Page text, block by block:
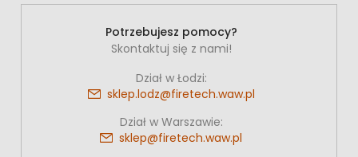
Potrzebujesz pomocy?
Skontaktuj się z nami!
Dział w Łodzi:
sklep.lodz@firetech.waw.pl
Dział w Warszawie:
sklep@firetech.waw.pl